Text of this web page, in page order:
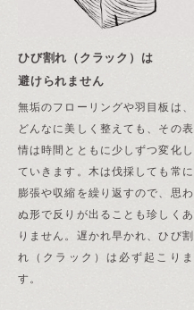
ひび割れ（クラック）は
避けられません
無垢のフローリングや羽目板は、
どんなに美しく整えても、その表
情は時間とともに少しずつ変化し
ていきます。木は伐採しても常に
膨張や収縮を繰り返すので、思わ
ぬ形で反りが出ることも珍しくあ
りません。遅かれ早かれ、ひび割
れ（クラック）は必ず起こりま
す。